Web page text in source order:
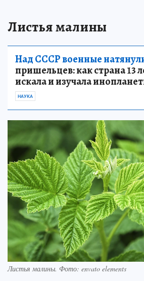
Листья малины
Над СССР военные
пришельцев: как страна 13
искала и изучала
НАУКА
Листья малины. Фото: envato elements